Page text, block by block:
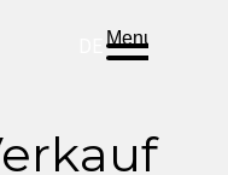
Menu